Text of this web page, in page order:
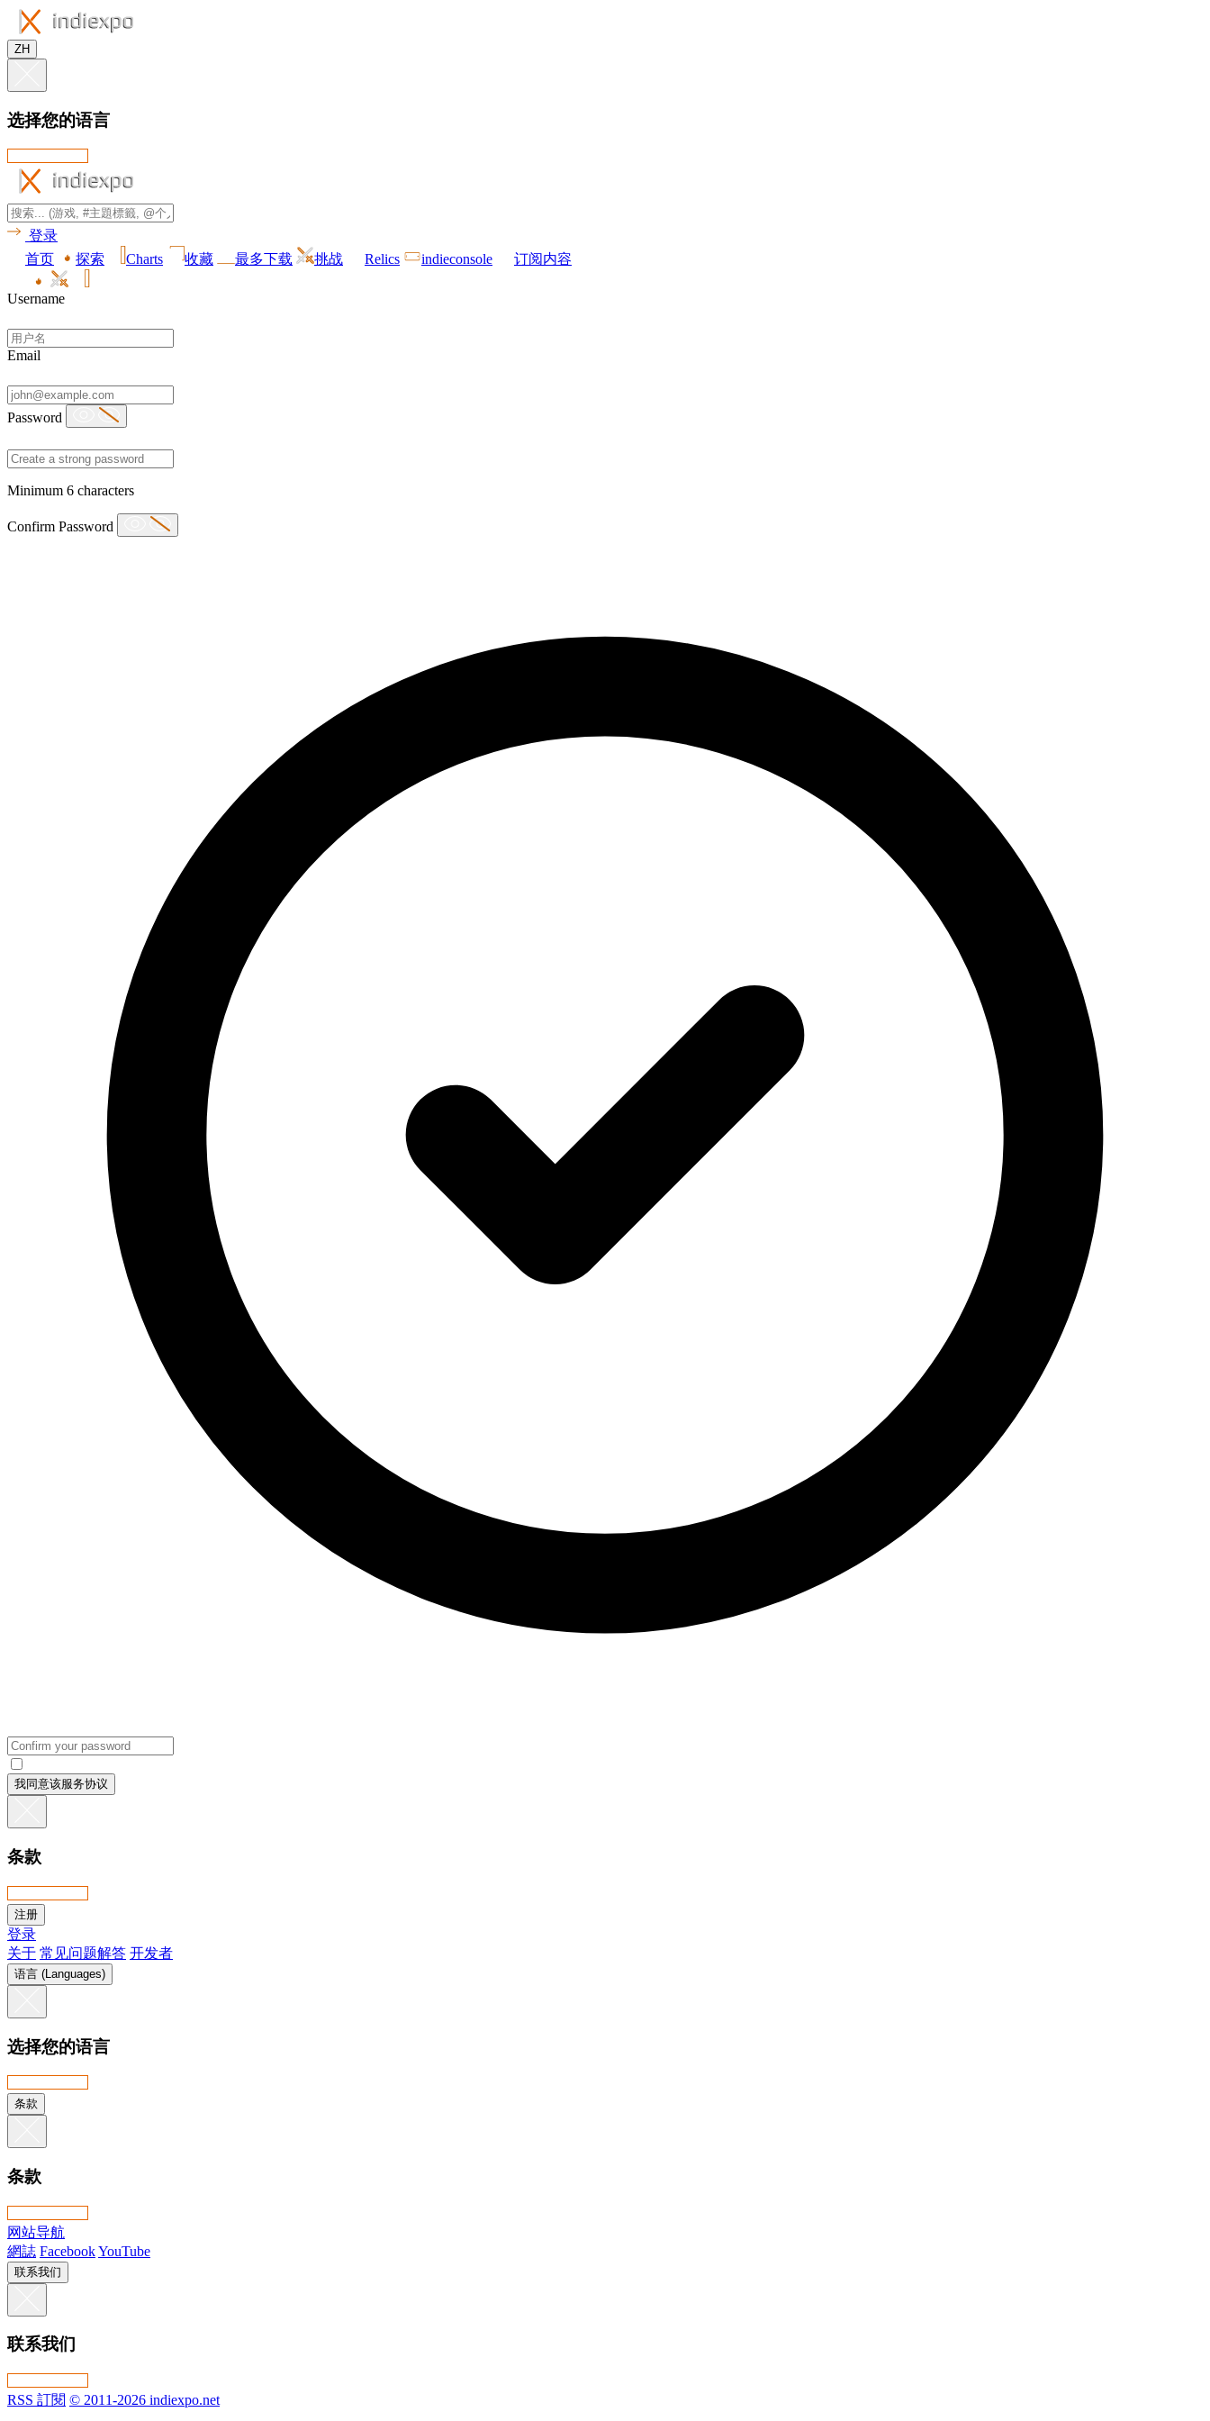
ZH
选择您的语言
登录
首页
探索 Charts 收藏 最多下载 挑战 Relics indieconsole 订阅内容
Username
Email
Password
Minimum 6 characters
Confirm Password
我同意该服务协议
条款
登录
关于 常见问题解答 开发者
语言 (Languages)
选择您的语言
条款
条款
网站导航
網誌 FacebookYouTube
联系我们
联系我们
RSS 訂閱 © 2011-2026 indiexpo.net